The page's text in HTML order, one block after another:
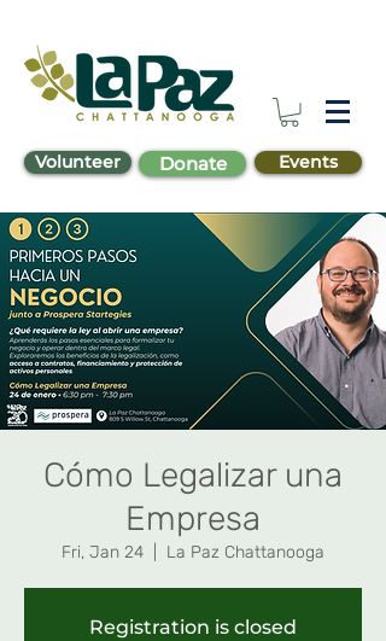
Volunteer Donate Events
Cómo Legalizar una
Empresa
Fri, Jan 24 La Paz Chattanooga
Registration is closed